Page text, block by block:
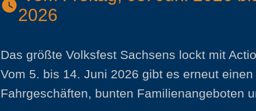
2026
Das größte Volksfest Sachsens lockt mit
Vom 5. bis 14. Juni 2026 gibt es erneut
Fahrgeschäften, bunten Familienangeboten